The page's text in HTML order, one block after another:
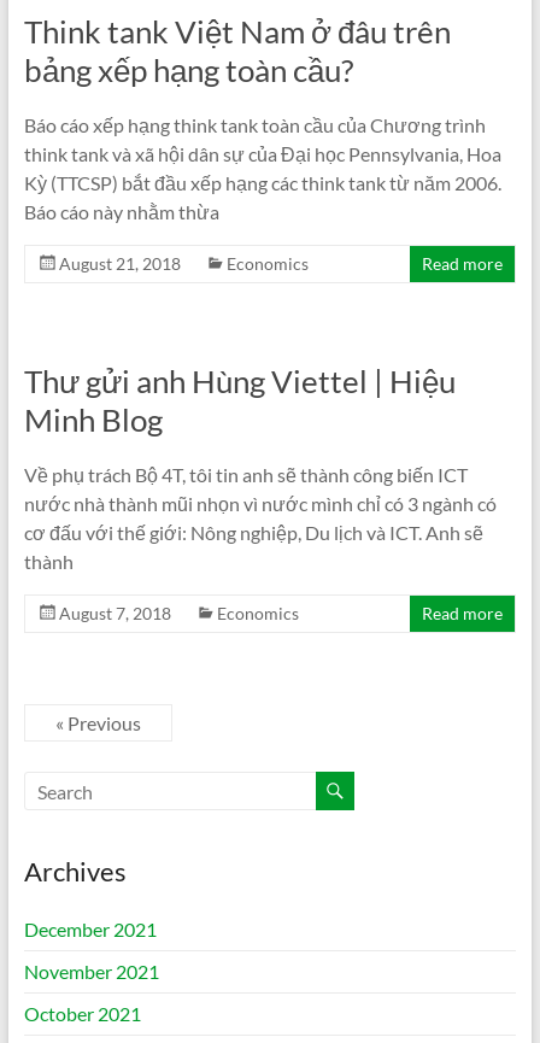
Think tank Việt Nam ở đâu trên
bảng xếp hạng toàn cầu?
Báo cáo xếp hạng think tank toàn cầu của Chương trình
think tank và xã hội dân sự của Đại học Pennsylvania, Hoa
Kỳ (TTCSP) bắt đầu xếp hạng các think tank từ năm 2006.
Báo cáo này nhằm thừa
August 21, 2018 Economics Read more
Thư gửi anh Hùng Viettel | Hiệu
Minh Blog
Về phụ trách Bộ 4T, tôi tin anh sẽ thành công biến ICT
nước nhà thành mũi nhọn vì nước mình chỉ có 3 ngành có
cơ đấu với thế giới: Nông nghiệp, Du lịch và ICT. Anh sẽ
thành
August 7, 2018 Economics Read more
« Previous
Archives
December 2021
November 2021
October 2021